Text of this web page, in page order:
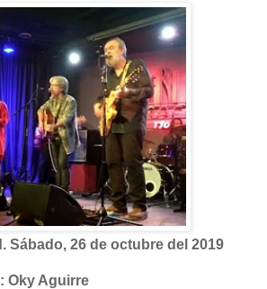
Sábado, 26 de octubre del 2019
Oky Aguirre